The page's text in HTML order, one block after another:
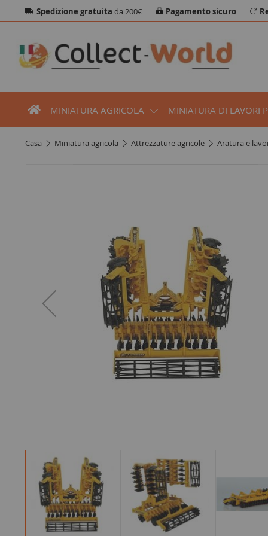
Spedizione gratuita da 200€ Pagamento sicuro
MINIATURA AGRICOLA MINIATURA DI LAVORI
casa miniatura agricola attrezzature agricole aratura e